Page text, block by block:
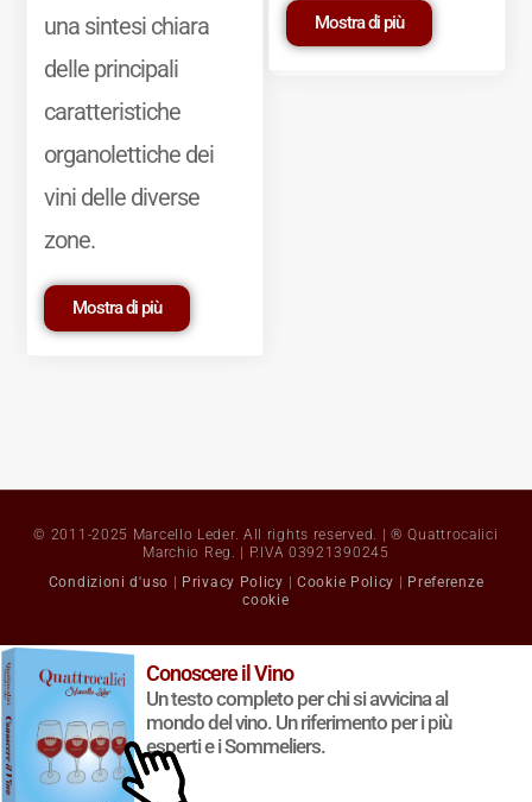
una sintesi chiara
delle principali
caratteristiche
organolettiche dei
vini delle diverse
zone.
Mostra di più
Mostra di più
© 2011-2025 Marcello Leder. All rights reserved. | ® Quattrocalici
Marchio Reg. | P.IVA 03921390245
Condizioni d'uso | Privacy Policy | Cookie Policy | Preferenze
cookie
Conoscere il Vino
Un testo completo per chi si avvicina al
mondo del vino. Un riferimento per i più
esperti e i Sommeliers.